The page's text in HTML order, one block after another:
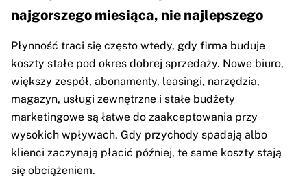
najgorszego miesiąca, nie najlepszego
Płynność traci się często wtedy, gdy firma buduje
koszty stałe pod okres dobrej sprzedaży. Nowe biuro,
większy zespół, abonamenty, leasingi, narzędzia,
magazyn, usługi zewnętrzne i stałe budżety
marketingowe są łatwe do zaakceptowania przy
wysokich wpływach. Gdy przychody spadają albo
klienci zaczynają płacić później, te same koszty stają
się obciążeniem.